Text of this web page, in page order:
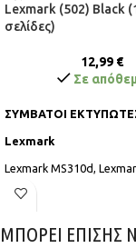
Lexmark (502) Black
σελίδες)
12,99 €
Σε
ΣΥΜΒΑΤΟΙ
Lexmark
Lexmark MS310d,
Lexmark MS312dn,
Lexmark MS510dn,
ΜΠΟΡΕΙ ΕΠΙΣΗΣ